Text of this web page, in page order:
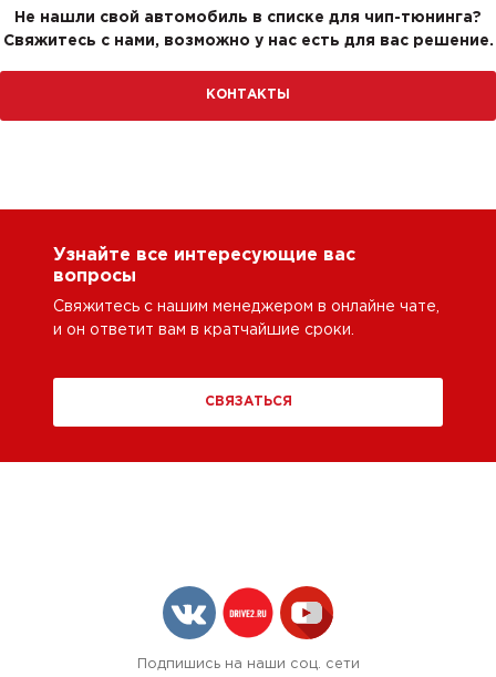
Не нашли свой автомобиль в списке для чип-тюнинга?
Свяжитесь с нами, возможно у нас есть для вас решение.
КОНТАКТЫ
Узнайте все интересующие вас
вопросы
Свяжитесь с нашим менеджером в онлайне чате,
и он ответит вам в кратчайшие сроки.
СВЯЗАТЬСЯ
Подпишись на наши соц. сети